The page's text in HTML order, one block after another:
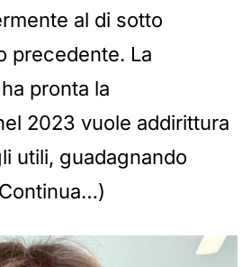
al di sotto
precedente. La
pronta la
2023 vuole addirittura
utili, guadagnando